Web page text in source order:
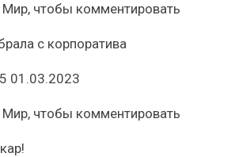
чтобы комментировать
с корпоратива
01.03.2023
чтобы комментировать